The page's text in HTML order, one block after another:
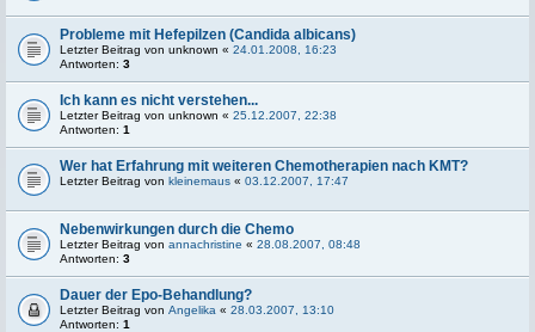
Probleme mit Hefepilzen (Candida albicans)
Letzter Beitrag von unknown « 24.01.2008, 16:23
Antworten: 3
Ich kann es nicht verstehen...
Letzter Beitrag von unknown « 25.12.2007, 22:38
Antworten: 1
Wer hat Erfahrung mit weiteren Chemotherapien nach KMT?
Letzter Beitrag von kleinemaus « 03.12.2007, 17:47
Nebenwirkungen durch die Chemo
Letzter Beitrag von annachristine « 28.08.2007, 08:48
Antworten: 3
Dauer der Epo-Behandlung?
Letzter Beitrag von Angelika « 28.03.2007, 13:10
Antworten: 1